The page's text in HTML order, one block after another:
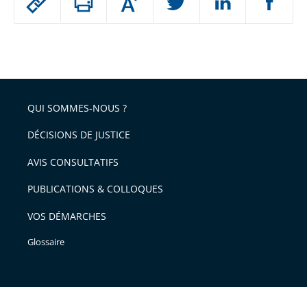
arriver
après
Augmenter
ou
l'article
pour
avant
QUI SOMMES-NOUS ?
DÉCISIONS DE JUSTICE
AVIS CONSULTATIFS
PUBLICATIONS & COLLOQUES
VOS DÉMARCHES
Glossaire